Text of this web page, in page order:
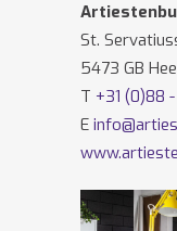
St.
5473 GB
T +31 (0)88
E
Volg ons